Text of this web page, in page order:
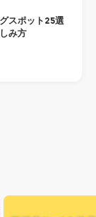
スポット25選
み方